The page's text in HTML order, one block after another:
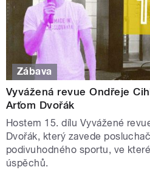
Zábava
Vyvážená revue Ondřeje
Arťom Dvořák
Hostem 15. dílu Vyvážené
Dvořák, který zavede
podivuhodného sportu, ve
úspěchů.